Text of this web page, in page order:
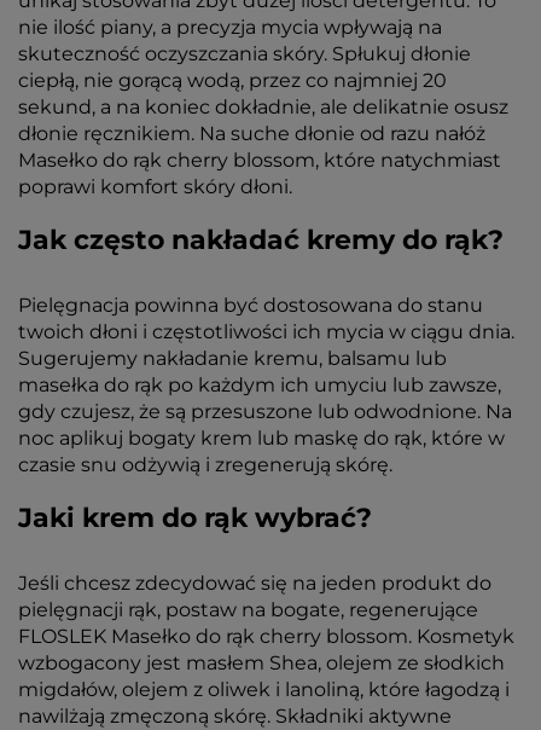
nie ilość piany, a precyzja mycia wpływają na
skuteczność oczyszczania skóry. Spłukuj dłonie
ciepłą, nie gorącą wodą, przez co najmniej 20
sekund, a na koniec dokładnie, ale delikatnie osusz
dłonie ręcznikiem. Na suche dłonie od razu nałóż
Masełko do rąk cherry blossom, które natychmiast
poprawi komfort skóry dłoni.
Jak często nakładać kremy do rąk?
Pielęgnacja powinna być dostosowana do stanu
twoich dłoni i częstotliwości ich mycia w ciągu dnia.
Sugerujemy nakładanie kremu, balsamu lub
masełka do rąk po każdym ich umyciu lub zawsze,
gdy czujesz, że są przesuszone lub odwodnione. Na
noc aplikuj bogaty krem lub maskę do rąk, które w
czasie snu odżywią i zregenerują skórę.
Jaki krem do rąk wybrać?
Jeśli chcesz zdecydować się na jeden produkt do
pielęgnacji rąk, postaw na bogate, regenerujące
FLOSLEK Masełko do rąk cherry blossom. Kosmetyk
wzbogacony jest masłem Shea, olejem ze słodkich
migdałów, olejem z oliwek i lanoliną, które łagodzą i
nawilżają zmęczoną skórę. Składniki aktywne